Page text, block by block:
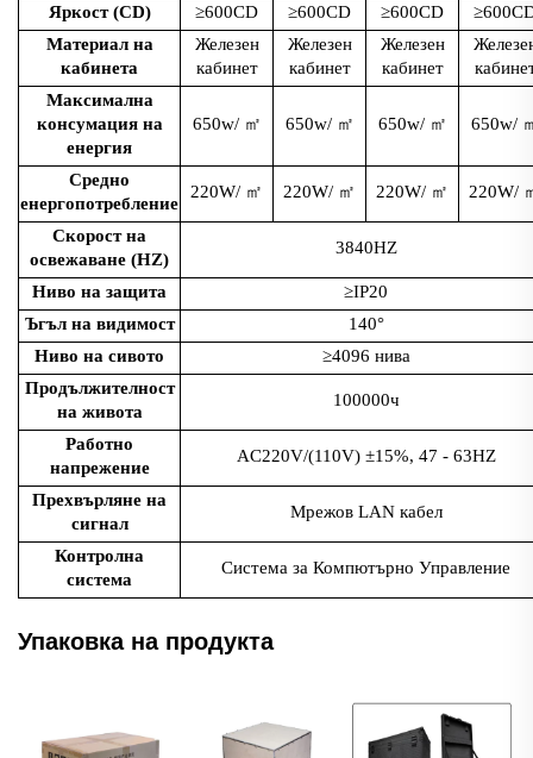
Яркост (CD) ≥600CD ≥600CD ≥600CD
Материал на
кабинета
Железен
кабинет
Железен
кабинет
Железен
кабинет
Максимална
консумация на
енергия
650w/ ㎡ 650w/ ㎡ 650w/ ㎡ 650w/
Средно
енергопотребление
220W/ ㎡ 220W/ ㎡ 220W/ ㎡ 220W/
Скорост на
освежаване (HZ)
3840HZ
Ниво на защита
≥IP20
Ъгъл на видимост
140°
Ниво на сивото
≥4096 нива
Продължителност
на живота
100000ч
Работно
напрежение
AC220V/(110V) ±15%, 47 - 63HZ
Прехвърляне на
сигнал
Мрежов LAN кабел
Контролна
система
Система за Компютърно Управление
Упаковка на продукта